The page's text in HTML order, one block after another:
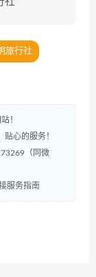
旅行社
！
心的服务！
（同微
服务指南